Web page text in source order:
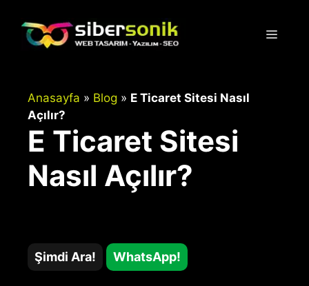
Menü
Anasayfa » Blog » E Ticaret Sitesi Nasıl
Açılır?
E Ticaret Sitesi
Nasıl Açılır?
Şimdi Ara! WhatsApp!